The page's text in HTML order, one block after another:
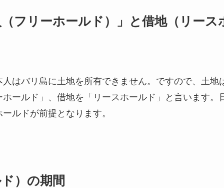
フリーホールド）」と借地（リース
はバリ島に土地を所有できません。ですので、土地
ールド」、借地を「リースホールド」と言います。
ルドが前提となります。
）の期間